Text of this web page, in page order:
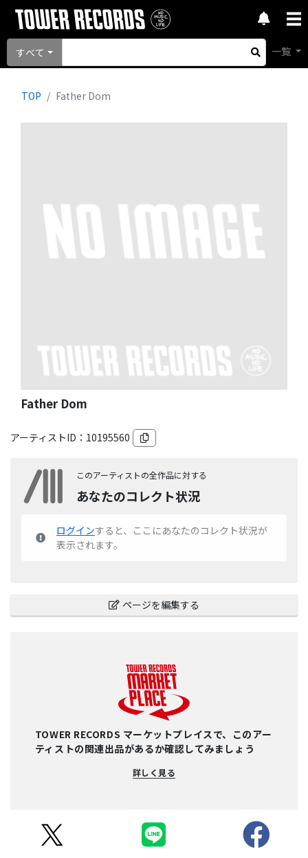
すべて 一覧
TOP Father Dom
Father Dom
アーティストID： 10195560
このアーティストの全作品に対する
あなたのコレクト状況
ログインすると、ここにあなたのコレクト状況が
表示されます。
ページを編集する
TOWER RECORDS マーケットプレイスで、このアー
ティストの関連出品があるか確認してみましょう
詳しく見る